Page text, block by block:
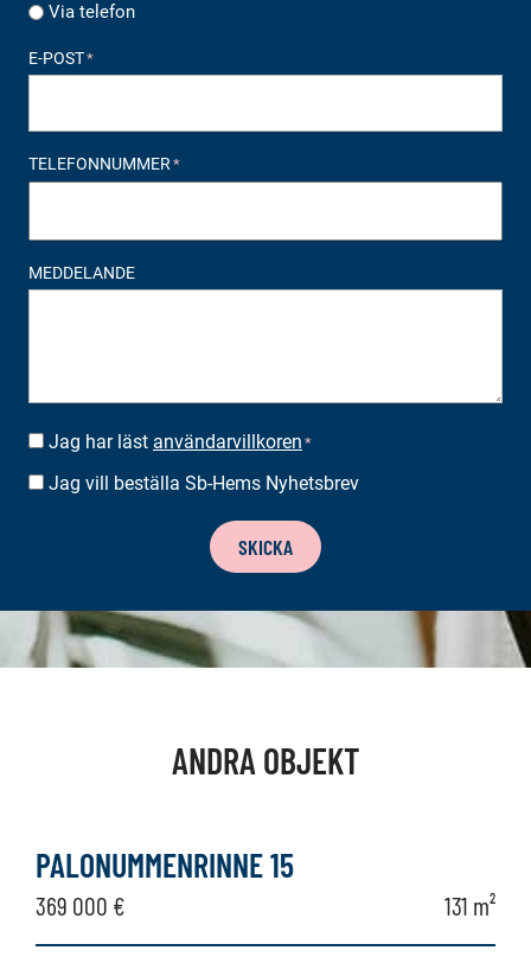
Via telefon
E-POST*
TELEFONNUMMER*
MEDDELANDE
SUOSTUMUS *
Jag har läst användarvillkoren *
BESTÄLLA
Jag vill beställa Sb-Hems Nyhetsbrev
SKICKA
ANDRA OBJEKT
PALONUMMENRINNE 15
369 000 € 131 m²